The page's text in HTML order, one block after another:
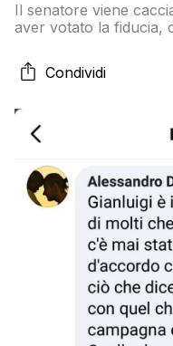
Il senatore viene
aver votato la fiducia,
schiera con lui e
Condividi